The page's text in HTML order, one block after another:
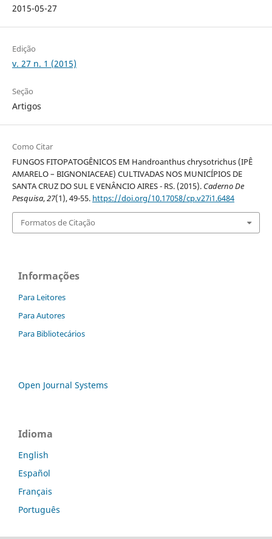
2015-05-27
Edição
v. 27 n. 1 (2015)
Seção
Artigos
Como Citar
FUNGOS FITOPATOGÊNICOS EM Handroanthus chrysotrichus (IPÊ
AMARELO – BIGNONIACEAE) CULTIVADAS NOS MUNICÍPIOS DE
SANTA CRUZ DO SUL E VENÂNCIO AIRES - RS. (2015). Caderno De
Pesquisa,27(1), 49-55. https://doi.org/10.17058/cp.v27i1.6484
Formatos de Citação
Informações
Para Leitores
Para Autores
Para Bibliotecários
Open Journal Systems
Idioma
English
Español
Français
Português